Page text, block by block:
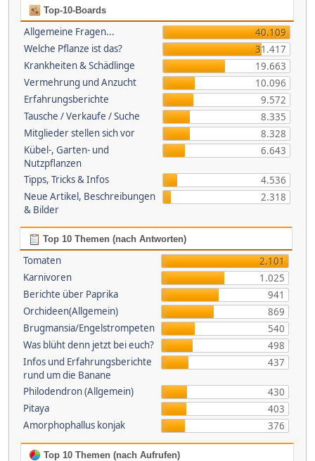
Top-10-Boards
Allgemeine Fragen...
40.109
Welche Pflanze ist das?
31.417
Krankheiten & Schädlinge
19.663
Vermehrung und Anzucht
10.096
Erfahrungsberichte
9.572
Tausche / Verkaufe / Suche
8.335
Mitglieder stellen sich vor
8.328
Kübel-, Garten- und
Nutzpflanzen
6.643
Tipps, Tricks & Infos
4.536
Neue Artikel, Beschreibungen
& Bilder
2.318
Top 10 Themen (nach Antworten)
Tomaten
2.101
Karnivoren
1.025
Berichte über Paprika
941
Orchideen(Allgemein)
869
Brugmansia/Engelstrompeten
540
Was blüht denn jetzt bei euch?
498
Infos und Erfahrungsberichte
rund um die Banane
437
Philodendron (Allgemein)
430
Pitaya
403
Amorphophallus konjak
376
Top 10 Themen (nach Aufrufen)